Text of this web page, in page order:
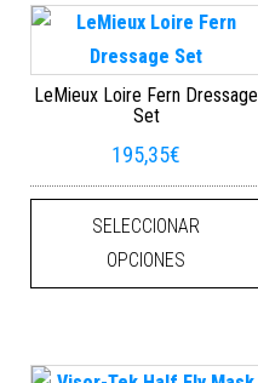
LeMieux Loire Fern Dressage
Set
195,35€
SELECCIONAR
OPCIONES